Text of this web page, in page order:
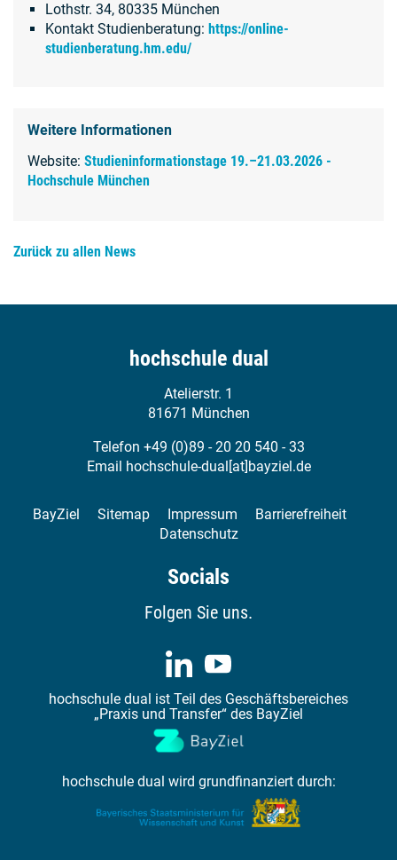
Lothstr. 34, 80335 München
Kontakt Studienberatung: https://online-
studienberatung.hm.edu/
Weitere Informationen
Website: Studieninformationstage 19.–21.03.2026 -
Hochschule München
Zurück zu allen News
hochschule dual
Atelierstr. 1
81671 München
Telefon +49 (0)89 - 20 20 540 - 33
Email hochschule-dual[at]bayziel.de
BayZiel Sitemap Impressum
Barrierefreiheit
Datenschutz
Socials
Folgen Sie uns.
hochschule dual ist Teil des Geschäftsbereiches
„Praxis und Transfer“ des BayZiel
hochschule dual wird grundfinanziert durch: